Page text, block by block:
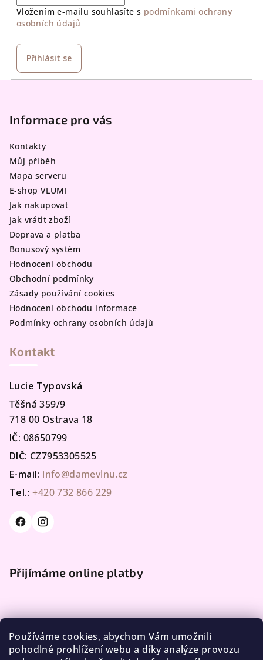
Používáme cookies, abychom Vám umožnili
pohodlné prohlížení webu a díky analýze provozu
Vložením e-mailu souhlasíte s podmínkami ochrany
osobních údajů
Přihlásit se
Informace pro vás
Kontakty
Můj příběh
Mapa serveru
E-shop VLUMI
Jak nakupovat
Jak vrátit zboží
Doprava a platba
Bonusový systém
Hodnocení obchodu
Obchodní podmínky
Zásady používání cookies
Hodnocení obchodu informace
Podmínky ochrany osobních údajů
Kontakt
Lucie Typovská
Těšná 359/9
718 00 Ostrava 18
IČ: 08650799
DIČ: CZ7953305525
E-mail: info@damevlnu.cz
Tel.: +420 732 866 229
Přijímáme online platby